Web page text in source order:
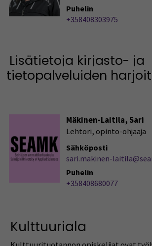
Puhelin
+358408303975
Lisätietoja kirjasto- ja
tietopalveluiden
Mäkinen-Laitila, Sari
Lehtori, opinto-ohjaaja
Sähköposti
sari.makinen-
Puhelin
+358408680077
Kulttuuriala